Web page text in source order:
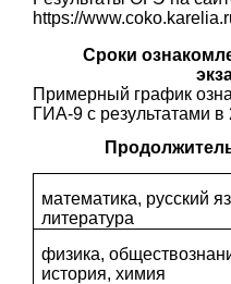
https://
Сроки
Примерный график
ГИА-9 с результатами в
математика, русский
литература
физика,
история, химия